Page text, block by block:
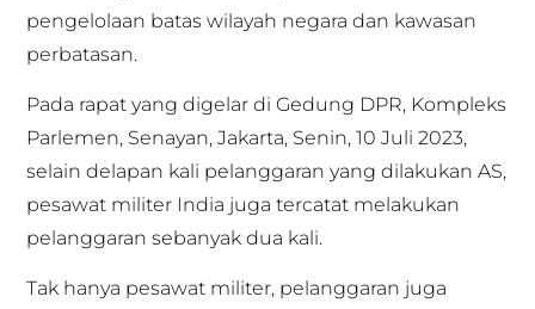
pengelolaan batas wilayah negara dan kawasan
perbatasan.
Pada rapat yang digelar di Gedung DPR, Kompleks
Parlemen, Senayan, Jakarta, Senin, 10 Juli 2023,
selain delapan kali pelanggaran yang dilakukan AS,
pesawat militer India juga tercatat melakukan
pelanggaran sebanyak dua kali.
Tak hanya pesawat militer, pelanggaran juga